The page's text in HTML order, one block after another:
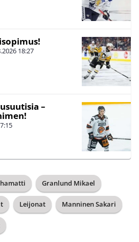
18:27
–
Granlund Mikael
Leijonat Manninen Sakari